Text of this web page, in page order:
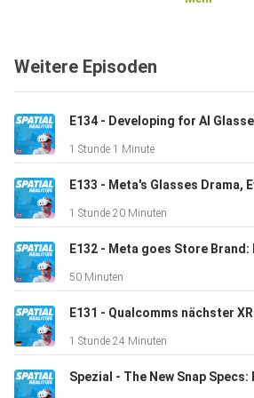
Und die HTC VIVE Eagle, der erste
Konzerns in Sachen Smart Glasses.
Ray-Ban
Meta, sondern ein Ray-Ban Meta-
Weitere Episoden
1 Stunde 1 Minute
1 Stunde 20 Minuten
50 Minuten
1 Stunde 24 Minuten